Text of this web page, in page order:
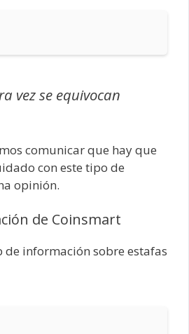
vez se equivocan
comunicar que hay que
con este tipo de
opinión.
de Coinsmart
de información sobre estafas